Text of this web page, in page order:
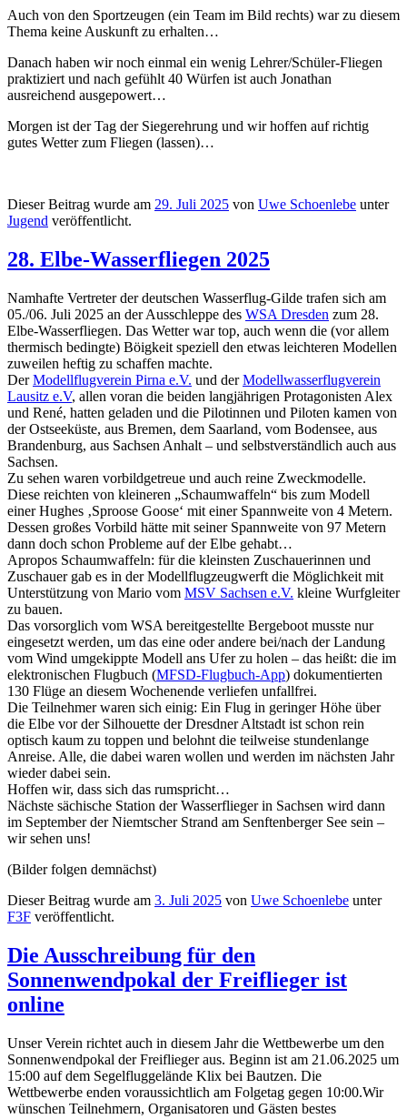
Auch von den Sportzeugen (ein Team im Bild rechts) war zu diesem
Thema keine Auskunft zu erhalten…
Danach haben wir noch einmal ein wenig Lehrer/Schüler-Fliegen
praktiziert und nach gefühlt 40 Würfen ist auch Jonathan
ausreichend ausgepowert…
Morgen ist der Tag der Siegerehrung und wir hoffen auf richtig
gutes Wetter zum Fliegen (lassen)…
Dieser Beitrag wurde am 29. Juli 2025 von Uwe Schoenlebe unter
Jugend veröffentlicht.
28. Elbe-Wasserfliegen 2025
Namhafte Vertreter der deutschen Wasserflug-Gilde trafen sich am
05./06. Juli 2025 an der Ausschleppe des WSA Dresden zum 28.
Elbe-Wasserfliegen. Das Wetter war top, auch wenn die (vor allem
thermisch bedingte) Böigkeit speziell den etwas leichteren Modellen
zuweilen heftig zu schaffen machte.
DerModellflugverein Pirna e.V. und derModellwasserflugverein
Lausitz e.V, allen voran die beiden langjährigen Protagonisten Alex
und René, hatten geladen und die Pilotinnen und Piloten kamen von
der Ostseeküste, aus Bremen, dem Saarland, vom Bodensee, aus
Brandenburg, aus Sachsen Anhalt – und selbstverständlich auch aus
Sachsen.
Zu sehen waren vorbildgetreue und auch reine Zweckmodelle.
Diese reichten von kleineren „Schaumwaffeln“ bis zum Modell
einer Hughes ‚Sproose Goose‘ mit einer Spannweite von 4 Metern.
Dessen großes Vorbild hätte mit seiner Spannweite von 97 Metern
dann doch schon Probleme auf der Elbe gehabt…
Apropos Schaumwaffeln: für die kleinsten Zuschauerinnen und
Zuschauer gab es in der Modellflugzeugwerft die Möglichkeit mit
Unterstützung von Mario vom MSV Sachsen e.V. kleine Wurfgleiter
zu bauen.
Das vorsorglich vom WSA bereitgestellte Bergeboot musste nur
eingesetzt werden, um das eine oder andere bei/nach der Landung
vom Wind umgekippte Modell ans Ufer zu holen – das heißt: die im
elektronischen Flugbuch (MFSD-Flugbuch-App) dokumentierten
130 Flüge an diesem Wochenende verliefen unfallfrei.
Die Teilnehmer waren sich einig: Ein Flug in geringer Höhe über
die Elbe vor der Silhouette der Dresdner Altstadt ist schon rein
optisch kaum zu toppen und belohnt die teilweise stundenlange
Anreise. Alle, die dabei waren wollen und werden im nächsten Jahr
wieder dabei sein.
Hoffen wir, dass sich das rumspricht…
Nächste sächische Station der Wasserflieger in Sachsen wird dann
im September der Niemtscher Strand am Senftenberger See sein –
wir sehen uns!
(Bilder folgen demnächst)
Dieser Beitrag wurde am 3. Juli 2025 von Uwe Schoenlebe unter
F3F veröffentlicht.
Die Ausschreibung für den
Sonnenwendpokal der Freiflieger ist
online
Unser Verein richtet auch in diesem Jahr die Wettbewerbe um den
Sonnenwendpokal der Freiflieger aus. Beginn ist am 21.06.2025 um
15:00 auf dem Segelfluggelände Klix bei Bautzen. Die
Wettbewerbe enden voraussichtlich am Folgetag gegen 10:00.Wir
wünschen Teilnehmern, Organisatoren und Gästen bestes